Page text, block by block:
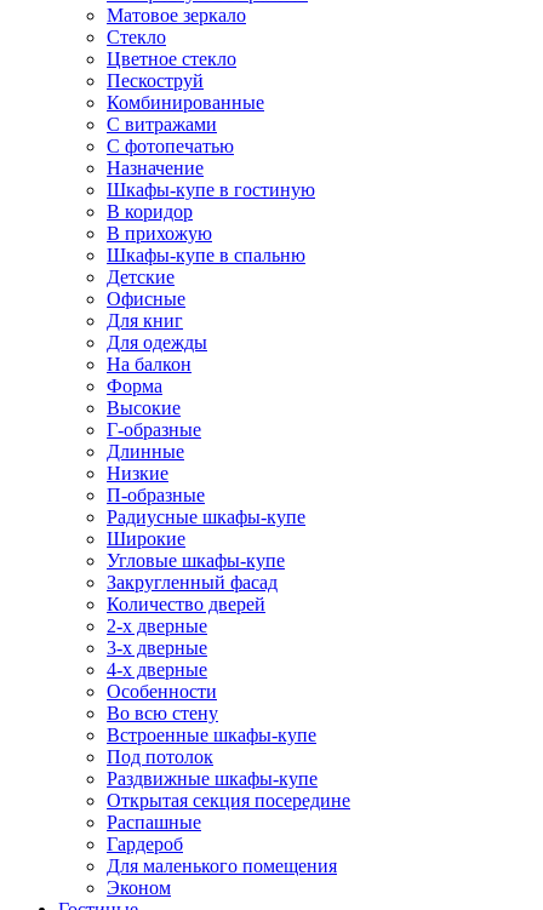
Матовое зеркало
Стекло
Цветное стекло
Пескоструй
Комбинированные
С витражами
С фотопечатью
Назначение
Шкафы-купе в гостиную
В коридор
В прихожую
Шкафы-купе в спальню
Детские
Офисные
Для книг
Для одежды
На балкон
Форма
Высокие
Г-образные
Длинные
Низкие
П-образные
Радиусные шкафы-купе
Широкие
Угловые шкафы-купе
Закругленный фасад
Количество дверей
2-х дверные
3-х дверные
4-х дверные
Особенности
Во всю стену
Встроенные шкафы-купе
Под потолок
Раздвижные шкафы-купе
Открытая секция посередине
Распашные
Гардероб
Для маленького помещения
Эконом